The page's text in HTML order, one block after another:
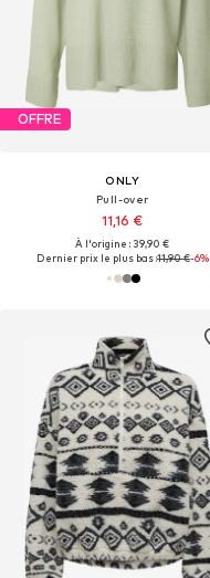
OFFRE
ONLY
Pull-over
11,16 €
À l'origine : 39,90 €
Dernier prix le plus bas :11,90 €-6%